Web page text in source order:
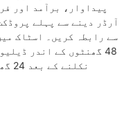
پیداوار، برآمد اور
آرڈر دینے سے پہلے
48 گھنٹوں کے اندر